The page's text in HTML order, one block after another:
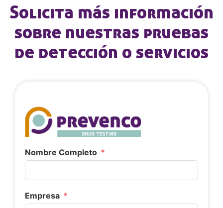
Solicita más información
sobre nuestras pruebas
de detección o servicios
Nombre Completo
Empresa